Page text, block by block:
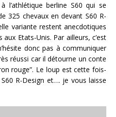
l’athlétique berline S60 qui se
325 chevaux en devant S60 R-
variante restent anecdotiques
aux Etats-Unis. Par ailleurs, c’est
donc pas à communiquer
réussi car il détourne un conte
rouge”. Le loup est cette fois-
R-Design et…. je vous laisse